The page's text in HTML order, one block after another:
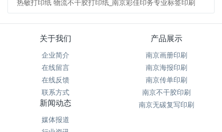
热敏打印纸 物流不干胶打印纸_南京彩佳印务专业标签印刷
关于我们
企业简介
在线留言
在线反馈
联系方式
产品展示
南京画册印刷
南京海报印刷
南京传单印刷
南京不干胶印刷
南京无碳复写印刷
新闻动态
媒体报道